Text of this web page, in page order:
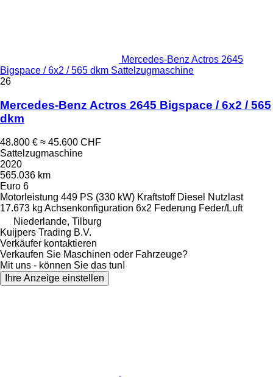
Mercedes-Benz Actros 2645
Bigspace / 6x2 / 565 dkm Sattelzugmaschine
26
Mercedes-Benz Actros 2645 Bigspace / 6x2 / 565
dkm
48.800 € ≈ 45.600 CHF
Sattelzugmaschine
2020
565.036 km
Euro 6
Motorleistung 449 PS (330 kW) Kraftstoff Diesel Nutzlast
17.673 kg Achsenkonfiguration 6x2 Federung Feder/Luft
Niederlande, Tilburg
Kuijpers Trading B.V.
Verkäufer kontaktieren
Verkaufen Sie Maschinen oder Fahrzeuge?
Mit uns - können Sie das tun!
Ihre Anzeige einstellen